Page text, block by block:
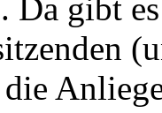
Da gibt